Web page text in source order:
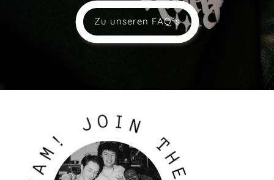
Zu unseren FAQˋs
F
A
M
J O IN
T
H